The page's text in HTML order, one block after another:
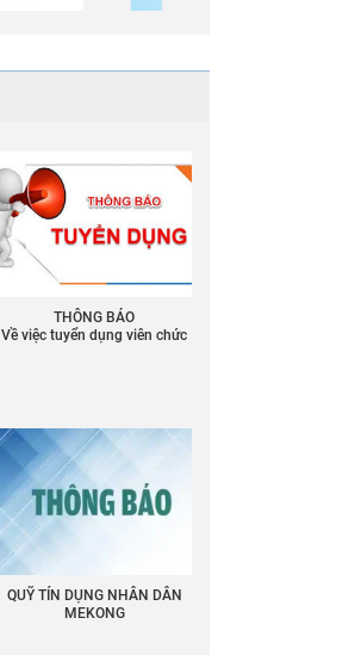
THÔNG BÁO
Về việc tuyển dụng viên chức
QUỸ TÍN DỤNG NHÂN DÂN
MEKONG